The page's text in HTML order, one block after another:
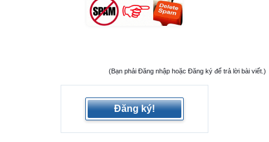
(Bạn phải Đăng nhập hoặc Đăng ký để trả lời bài viết.)
Đăng ký!